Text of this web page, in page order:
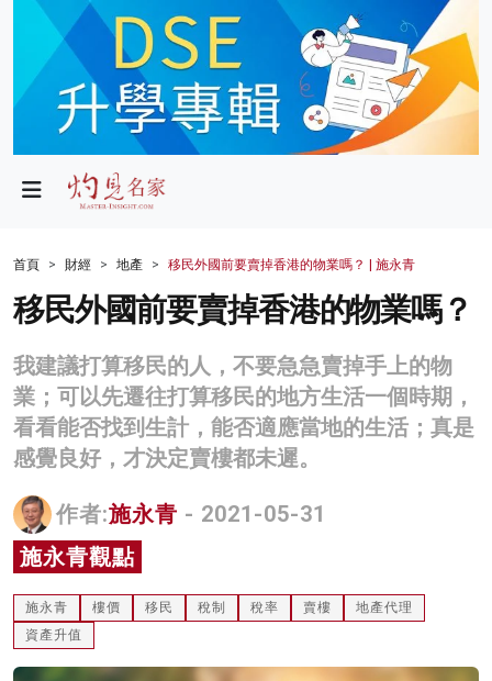
政局
財經
生活
商業
科技
名家榜
灼見活動
關於我們
首頁 財經 地產 移民外國前要賣掉香港的物業嗎？ | 施永青
移民外國前要賣掉香港的物業嗎？
我建議打算移民的人，不要急急賣掉手上的物
業；可以先遷往打算移民的地方生活一個時期，
看看能否找到生計，能否適應當地的生活；真是
感覺良好，才決定賣樓都未遲。
作者:施永青 - 2021-05-31
施永青觀點
施永青 樓價 移民 稅制 稅率 賣樓
地產代理
資產升值